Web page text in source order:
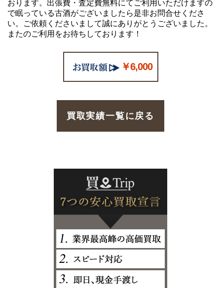
おります。出張費・査定費無料にてご利用いただけますの
で眠っている古酒がございましたら是非お問合せくださ
い。ご依頼くださいまして誠にありがとうございました。
またのご利用をお待ちしております！
￥6,000
買取実績一覧に戻る